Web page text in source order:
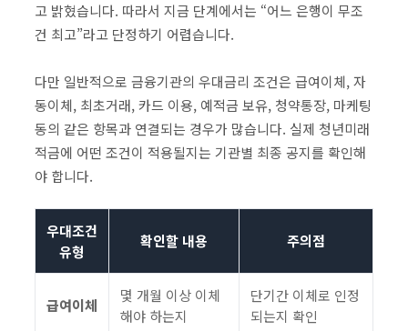
고 밝혔습니다. 따라서 지금 단계에서는 “어느 은행이 무조
건 최고”라고 단정하기 어렵습니다.
다만 일반적으로 금융기관의 우대금리 조건은 급여이체, 자
동이체, 최초거래, 카드 이용, 예적금 보유, 청약통장, 마케팅
동의 같은 항목과 연결되는 경우가 많습니다. 실제 청년미래
적금에 어떤 조건이 적용될지는 기관별 최종 공지를 확인해
야 합니다.
우대조건
유형
확인할 내용 주의점
급여이체
몇 개월 이상 이체
해야 하는지
단기간 이체로 인정
되는지 확인